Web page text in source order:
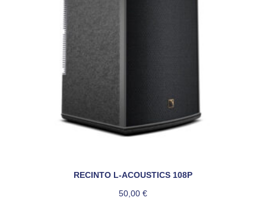
RECINTO L-ACOUSTICS 108P
50,00 €